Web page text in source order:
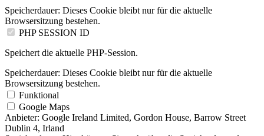
Speicherdauer: Dieses Cookie bleibt nur für die aktuelle
Browsersitzung bestehen.
PHP SESSION ID
Speichert die aktuelle PHP-Session.
Speicherdauer: Dieses Cookie bleibt nur für die aktuelle
Browsersitzung bestehen.
Funktional
Google Maps
Anbieter: Google Ireland Limited, Gordon House, Barrow Street
Dublin 4, Irland